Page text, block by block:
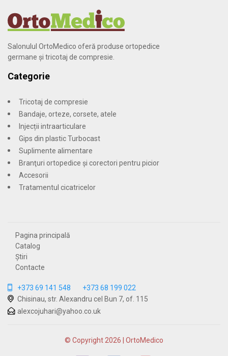
Salonulul OrtoMedico oferă produse ortopedice
germane și tricotaj de compresie.
Categorie
Tricotaj de compresie
Bandaje, orteze, corsete, atele
Injecții intraarticulare
Gips din plastic Turbocast
Suplimente alimentare
Branţuri ortopedice şi corectori pentru picior
Accesorii
Tratamentul cicatricelor
Pagina principală
Catalog
Știri
Contacte
+373 69 141 548
+373 68 199 022
Chisinau, str. Alexandru cel Bun 7, of. 115
alexcojuhari@yahoo.co.uk
© Copyright 2026 | OrtoMedico